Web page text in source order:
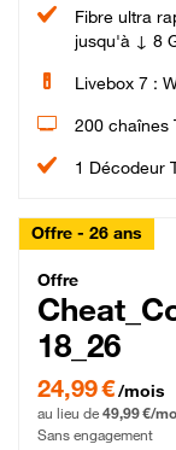
Fibre ultra
jusqu'à ↓ 8
Livebox 7 :
200 chaînes
1 Décodeur
Offre - 26 ans
Offre
18_26
24,99 € par mois
24,99 €/mois
au lieu de 49,99 €/
Sans engagement